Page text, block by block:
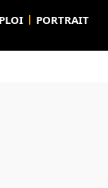
PORTRAIT